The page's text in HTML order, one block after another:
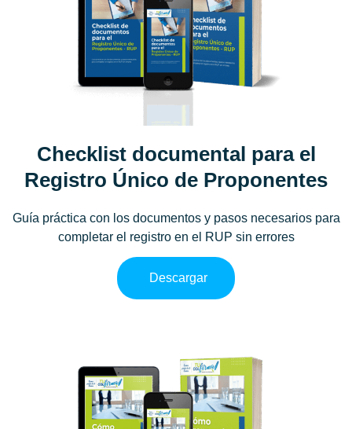
Checklist documental para el
Registro Único de Proponentes
Guía práctica con los documentos y pasos necesarios para
completar el registro en el RUP sin errores
Descargar